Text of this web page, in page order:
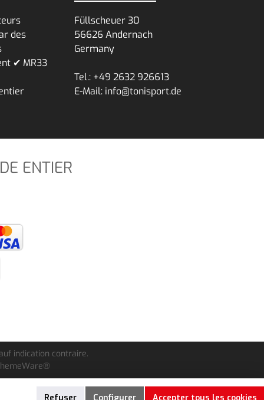
des
✔ MR33
Füllscheuer 30
56626 Andernach
Germany
Tel.: +49 2632 926613
E-Mail: info@tonisport.de
ENTIER
indication contraire.